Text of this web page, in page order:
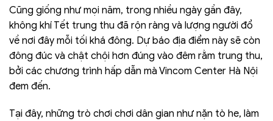
Cũng giống như mọi năm, trong nhiều ngày gần đây,
không khí Tết trung thu đã rộn ràng và lượng người đổ
về nơi đây mỗi tối khá đông. Dự báo địa điểm này sẽ còn
đông đúc và chật chội hơn đúng vào đêm rằm trung thu,
bởi các chương trình hấp dẫn mà Vincom Center Hà Nội
đem đến.
Tại đây, những trò chơi chơi dân gian như nặn tò he, làm